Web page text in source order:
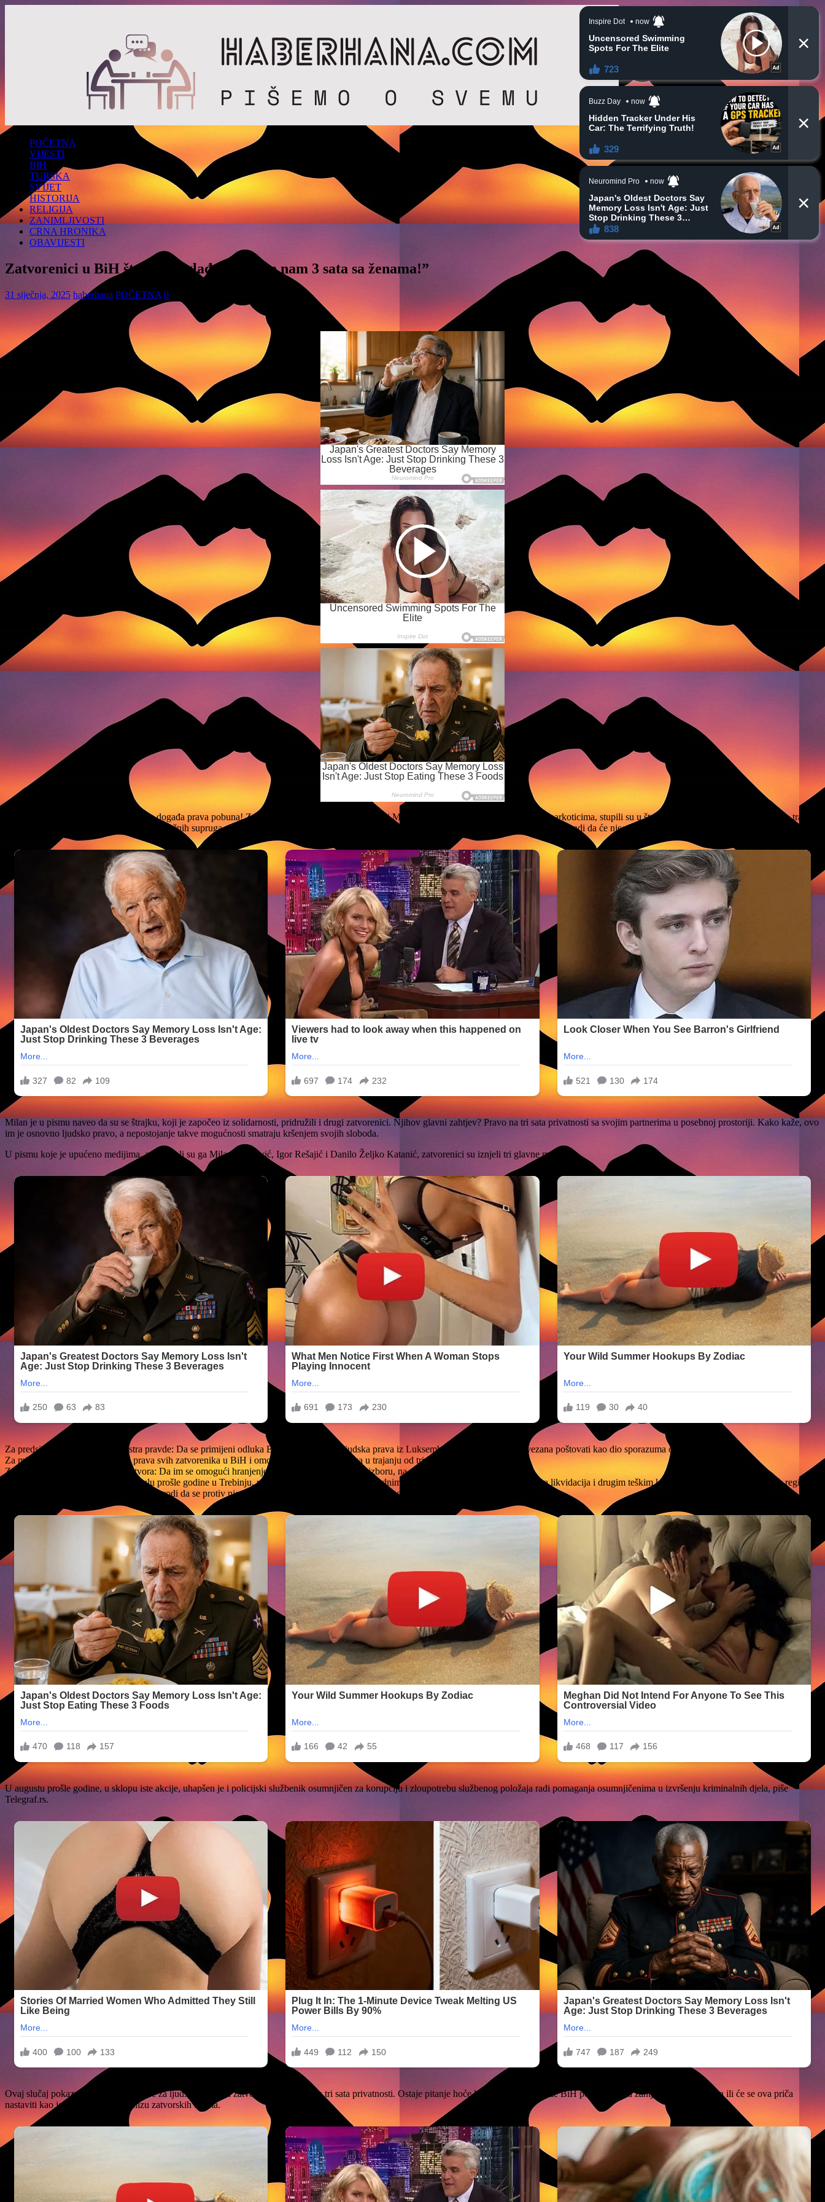
POČETNA
VIJESTI
BIH
TURSKA
SVIJET
HISTORIJA
RELIGIJA
ZANIMLJIVOSTI
CRNA HRONIKA
OBAVIJESTI
Zatvorenici u BiH štrajkuju glađu – “Dajte nam 3 sata sa ženama!”
31 siječnja, 2025 haberhana POČETNA 0
U državnom zatvoru u Vojkovićima se događa prava pobuna! Zatvorenici, među kojima je i poznati Milan Matković, uhapšen zbog trgovine narkoticima, stupili su u štrajk glađu 20. januara 2025. godine, tražeći
da im se omogući posjeta bračnih ili vanbračnih supruga u trajanju od tri sata. Milan je, u znak protesta, čak zašio i usta, a zatim je uputio pismo u nadi da će njegove molbe stići do Ministarstva pravde BiH.
Milan je u pismu naveo da su se štrajku, koji je započeo iz solidarnosti, pridružili i drugi zatvorenici. Njihov glavni zahtjev? Pravo na tri sata privatnosti sa svojim partnerima u posebnoj prostoriji. Kako kaže, ovo
im je osnovno ljudsko pravo, a nepostojanje takve mogućnosti smatraju kršenjem svojih sloboda.
U pismu koje je upućeno medijima, a potpisali su ga Milan Matković, Igor Rešajić i Danilo Željko Katanić, zatvorenici su iznjeli tri glavne molbe:
Za predsjednicu, sud BiH i ministra pravde: Da se primijeni odluka Evropskog suda za ljudska prava iz Luksemburga, koju je BiH obavezana poštovati kao dio sporazuma o pristupanju EU.
Za ministra pravde: Da izjednači prava svih zatvorenika u BiH i omogući im posjete supruga u trajanju od tri sata.
Za ministra pravde i upravnika zatvora: Da im se omogući hranjenje iz restorana po njihovom izboru, na njihov trošak.
Milan Matković, koji je uhapšen u julu prošle godine u Trebinju, navodno je povezan s međunarodnim krijumčarenjem kokaina, pripremama likvidacija i drugim teškim kriminalnim aktivnostima u BiH, regionu,
EU i preko Atlantika. Tužilaštvo BiH navodi da se protiv njega vodi više krivičnih postupaka u više zemalja.
U augustu prošle godine, u sklopu iste akcije, uhapšen je i policijski službenik osumnjičen za korupciju i zloupotrebu službenog položaja radi pomaganja osumnjičenima u izvršenju kriminalnih djela, piše
Telegraf.rs.
Ovaj slučaj pokazuje da se, osim borbe za ljudska prava, u zatvoru vodi i borba za tri sata privatnosti. Ostaje pitanje hoće li Ministarstvo pravde BiH popustiti pred zahtjevima zatvorenika ili će se ova priča
nastaviti kao još jedan epizoda u nizu zatvorskih drama.